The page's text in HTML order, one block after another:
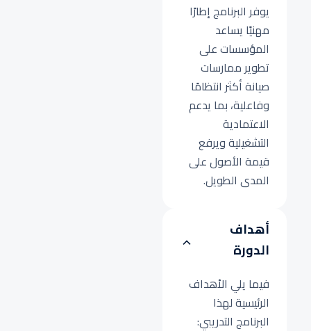
يوفر البرنامج إطارًا
مهنيًا يساعد
المؤسسات على
تطوير ممارسات
صيانة أكثر انتظامًا
وفاعلية، بما يدعم
الاعتمادية
التشغيلية ويرفع
قيمة الأصول على
المدى الطويل.
أهداف
الدورة
فيما يلي الأهداف
الرئيسية لهذا
البرنامج التدريبي: